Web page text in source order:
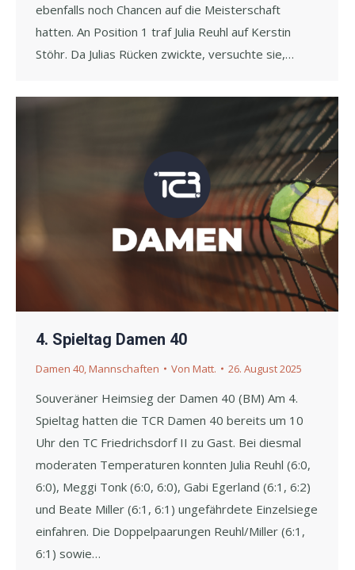
ebenfalls noch Chancen auf die Meisterschaft
hatten. An Position 1 traf Julia Reuhl auf Kerstin
Stöhr. Da Julias Rücken zwickte, versuchte sie,…
4. Spieltag Damen 40
Damen 40,Mannschaften Von Matt. 26. August 2025
Souveräner Heimsieg der Damen 40 (BM) Am 4.
Spieltag hatten die TCR Damen 40 bereits um 10
Uhr den TC Friedrichsdorf II zu Gast. Bei diesmal
moderaten Temperaturen konnten Julia Reuhl (6:0,
6:0), Meggi Tonk (6:0, 6:0), Gabi Egerland (6:1, 6:2)
und Beate Miller (6:1, 6:1) ungefährdete Einzelsiege
einfahren. Die Doppelpaarungen Reuhl/Miller (6:1,
6:1) sowie…